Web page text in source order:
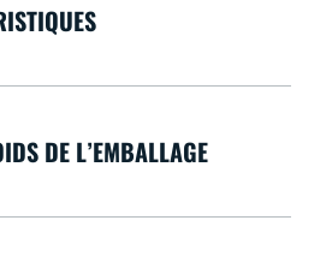
DE L’EMBALLAGE